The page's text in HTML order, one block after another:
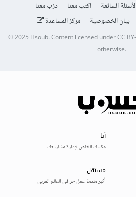
الأسئلة الشائعة اكتب معنا
درّب معنا
بيان الخصوصية مركز المساعدة
© 2025Hsoub.Content licensed underCC
otherwise.